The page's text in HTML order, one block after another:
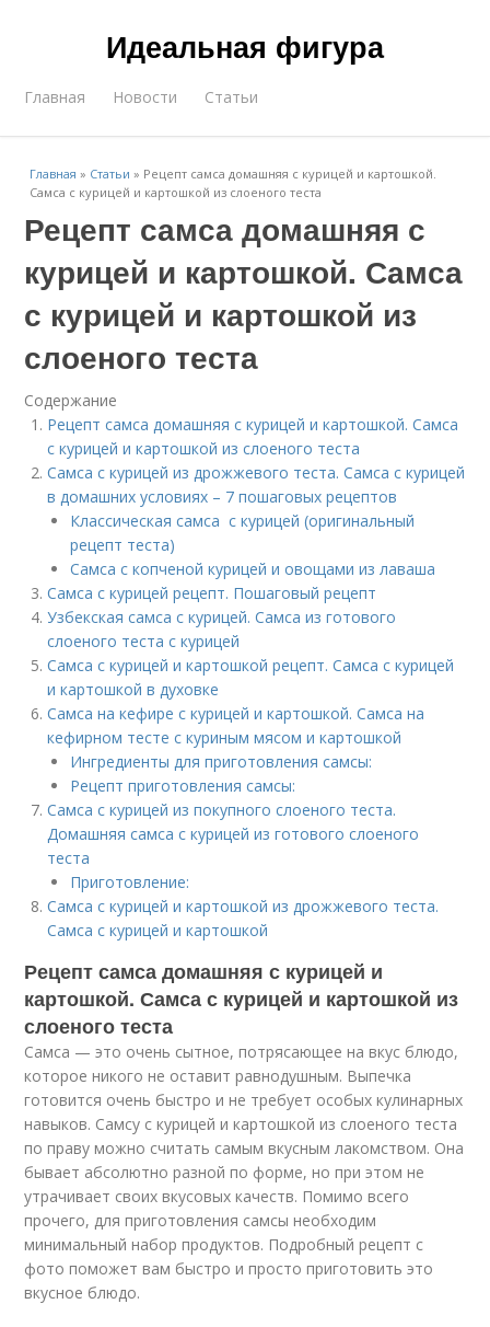
Идеальная фигура
Главная Новости Статьи
Главная » Статьи » Рецепт самса домашняя с курицей и картошкой.
Самса с курицей и картошкой из слоеного теста
Рецепт самса домашняя с
курицей и картошкой. Самса
с курицей и картошкой из
слоеного теста
Содержание
Рецепт самса домашняя с курицей и картошкой. Самса
с курицей и картошкой из слоеного теста
Самса с курицей из дрожжевого теста. Самса с курицей
в домашних условиях – 7 пошаговых рецептов
Классическая самса с курицей (оригинальный
рецепт теста)
Самса с копченой курицей и овощами из лаваша
Самса с курицей рецепт. Пошаговый рецепт
Узбекская самса с курицей. Самса из готового
слоеного теста с курицей
Самса с курицей и картошкой рецепт. Самса с курицей
и картошкой в духовке
Самса на кефире с курицей и картошкой. Самса на
кефирном тесте с куриным мясом и картошкой
Ингредиенты для приготовления самсы:
Рецепт приготовления самсы:
Самса с курицей из покупного слоеного теста.
Домашняя самса с курицей из готового слоеного
теста
Приготовление:
Самса с курицей и картошкой из дрожжевого теста.
Самса с курицей и картошкой
Рецепт самса домашняя с курицей и
картошкой. Самса с курицей и картошкой из
слоеного теста
Самса — это очень сытное, потрясающее на вкус блюдо,
которое никого не оставит равнодушным. Выпечка
готовится очень быстро и не требует особых кулинарных
навыков. Самсу с курицей и картошкой из слоеного теста
по праву можно считать самым вкусным лакомством. Она
бывает абсолютно разной по форме, но при этом не
утрачивает своих вкусовых качеств. Помимо всего
прочего, для приготовления самсы необходим
минимальный набор продуктов. Подробный рецепт с
фото поможет вам быстро и просто приготовить это
вкусное блюдо.